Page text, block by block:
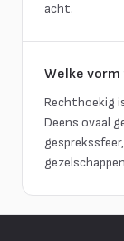
acht.
Welke
Rechthoekig
Deens ovaal